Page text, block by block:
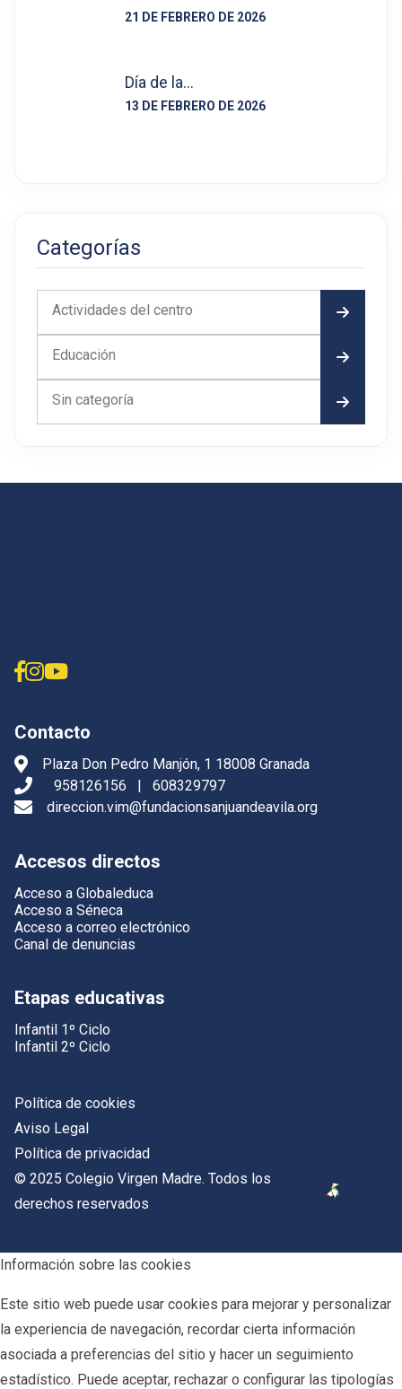
21 DE FEBRERO DE 2026
Día de la…
13 DE FEBRERO DE 2026
Categorías
Actividades del centro
Educación
Sin categoría
Contacto
Plaza Don Pedro Manjón, 1 18008 Granada
958126156
|
608329797
direccion.vim@fundacionsanjuandeavila.org
Accesos directos
Acceso a Globaleduca
Acceso a Séneca
Acceso a correo electrónico
Canal de denuncias
Etapas educativas
Infantil 1º Ciclo
Infantil 2º Ciclo
Política de cookies
Aviso Legal
Política de privacidad
© 2025 Colegio Virgen Madre. Todos los
derechos reservados
Información sobre las cookies
Este sitio web puede usar cookies para mejorar y personalizar
la experiencia de navegación, recordar cierta información
asociada a preferencias del sitio y hacer un seguimiento
estadístico. Puede aceptar, rechazar o configurar las tipologías